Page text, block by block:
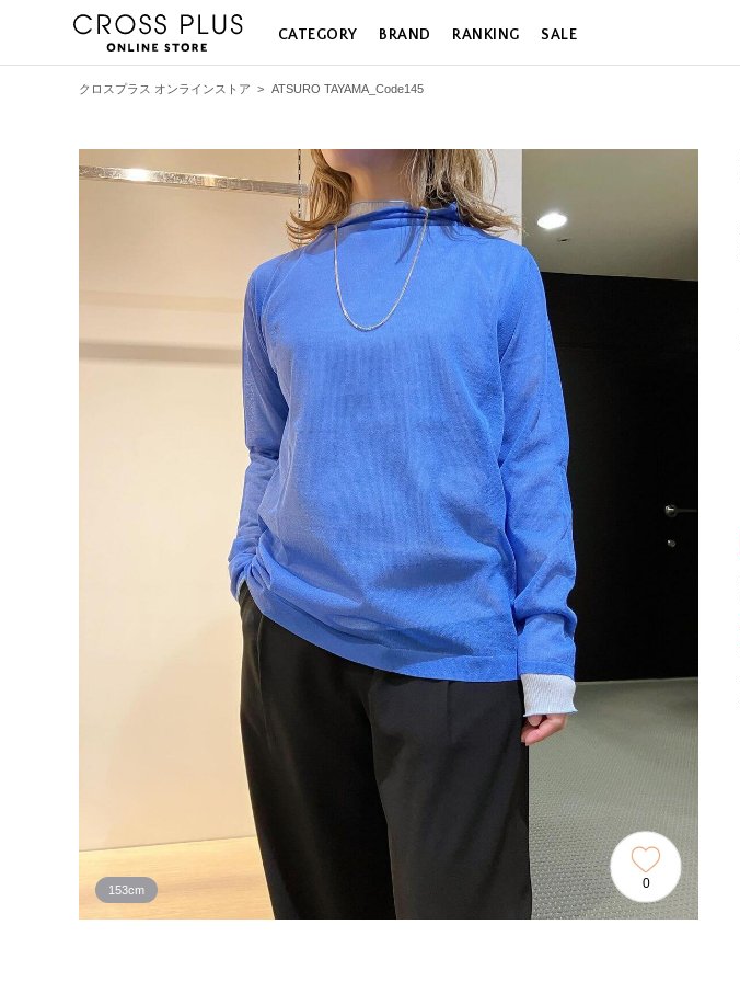
CATEGORY BRAND RANKING SALE
クロスプラス オンラインストア > ATSURO TAYAMA_Code145
153cm 0